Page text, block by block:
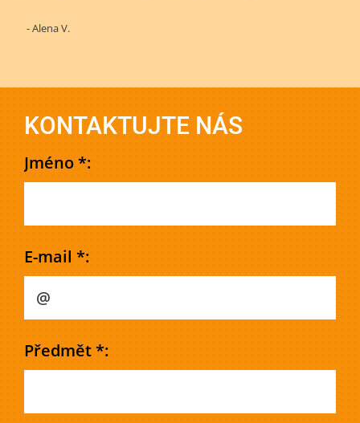
- Alena V.
KONTAKTUJTE NÁS
Jméno *:
E-mail *:
Předmět *: